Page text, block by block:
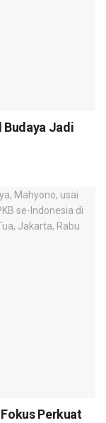
Budaya Jadi
Perkuat